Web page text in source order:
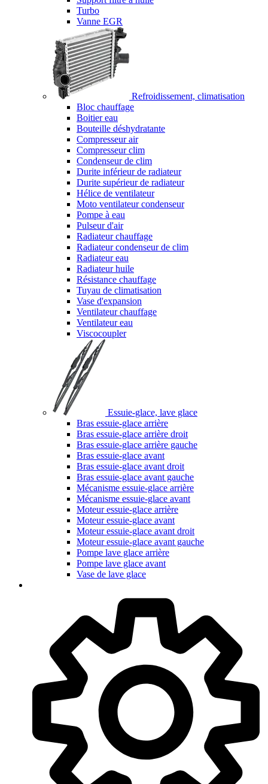
Turbo
Vanne EGR
Refroidissement, climatisation
Bloc chauffage
Boitier eau
Bouteille déshydratante
Compresseur air
Compresseur clim
Condenseur de clim
Durite inférieur de radiateur
Durite supérieur de radiateur
Hélice de ventilateur
Moto ventilateur condenseur
Pompe à eau
Pulseur d'air
Radiateur chauffage
Radiateur condenseur de clim
Radiateur eau
Radiateur huile
Résistance chauffage
Tuyau de climatisation
Vase d'expansion
Ventilateur chauffage
Ventilateur eau
Viscocoupler
Essuie-glace, lave glace
Bras essuie-glace arrière
Bras essuie-glace arrière droit
Bras essuie-glace arrière gauche
Bras essuie-glace avant
Bras essuie-glace avant droit
Bras essuie-glace avant gauche
Mécanisme essuie-glace arrière
Mécanisme essuie-glace avant
Moteur essuie-glace arrière
Moteur essuie-glace avant
Moteur essuie-glace avant droit
Moteur essuie-glace avant gauche
Pompe lave glace arrière
Pompe lave glace avant
Vase de lave glace